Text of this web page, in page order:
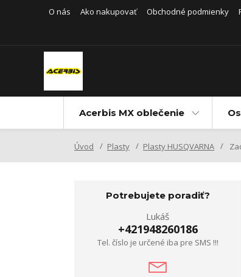
O nás Ako nakupovať Obchodné podmienky
Acerbis MX oblečenie
Úvod Plasty Plasty HUSQVARNA
Potrebujete poradiť?
Lukáš
+421948260186
Tel. číslo je určené iba pre SMS !!!